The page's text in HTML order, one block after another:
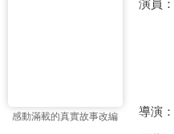
感動滿載的真實故事改編
演員：
導演：